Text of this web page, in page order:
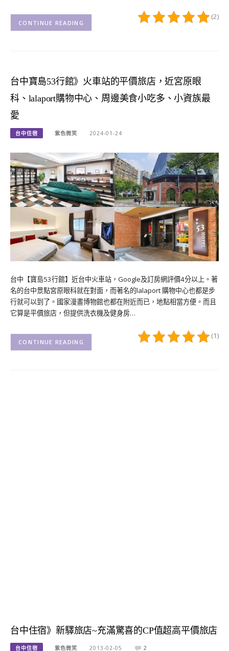
(2)
CONTINUE READING
台中寶島53行館》火車站的平價旅店，近宮原眼
科、lalaport購物中心、周邊美食小吃多、小資族最
愛
台中住宿 紫色微笑 2024-01-24
台中【寶島53行館】近台中火車站，Google及訂房網評價4分以上。著
名的台中景點宮原眼科就在對面，而著名的lalaport 購物中心也都是步
行就可以到了。國家漫畫博物館也都在附近而已，地點相當方便。而且
它算是平價旅店，但提供洗衣機及健身房…
(1)
CONTINUE READING
台中住宿》新驛旅店~充滿驚喜的CP值超高平價旅店
台中住宿 紫色微笑 2013-02-05 2